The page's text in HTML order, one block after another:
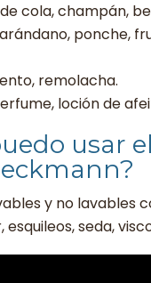
cola, champán,
ponche,
remolacha.
loción de
usar
y no lavables
seda,